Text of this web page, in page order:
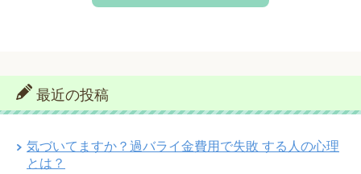
最近の投稿
気づいてますか？過バライ金費用で失敗 する人の心理
とは？